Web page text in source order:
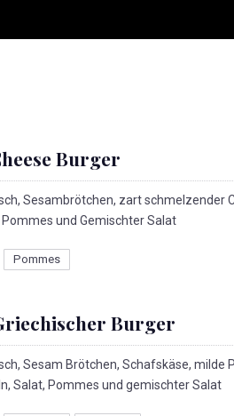
Burger
Sesambrötchen, zart schmelzender
Pommes und Gemischter Salat
Pommes
Burger
Sesam Brötchen, Schafskäse, milde
Salat, Pommes und gemischter Salat